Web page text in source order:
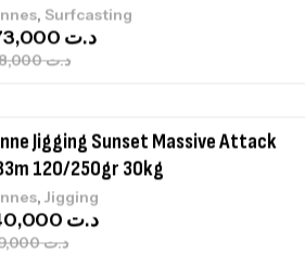
, Surfcasting
د.ت748,000
د.ت
Jigging Sunset Massive Attack
120/250gr 30kg
,Jigging
د.ت379,000
د.ت